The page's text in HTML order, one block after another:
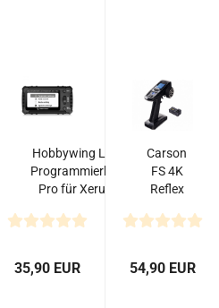
Hobbywing LCD
Programmierbox
Pro für Xerun,
35,90 EUR
Carson
FS 4K
Reflex
Pro 4
LCD
54,90 EUR